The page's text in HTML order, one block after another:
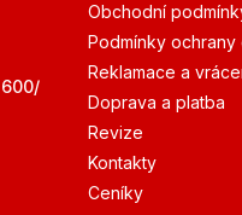
Obchodní
Podmínky
Reklamace a
Doprava a platba
Revize
Kontakty
Ceníky